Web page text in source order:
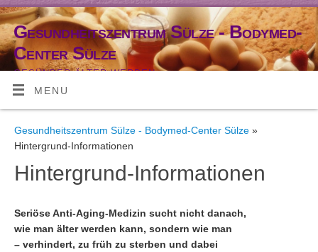
Gesundheitszentrum Sülze - Bodymed-
Center Sülze
GESÜNDER ÄLTER WERDEN
MENU
Gesundheitszentrum Sülze - Bodymed-Center Sülze »
Hintergrund-Informationen
Hintergrund-Informationen
Seriöse Anti-Aging-Medizin sucht nicht danach,
wie man älter werden kann, sondern wie man
– verhindert, zu früh zu sterben und dabei